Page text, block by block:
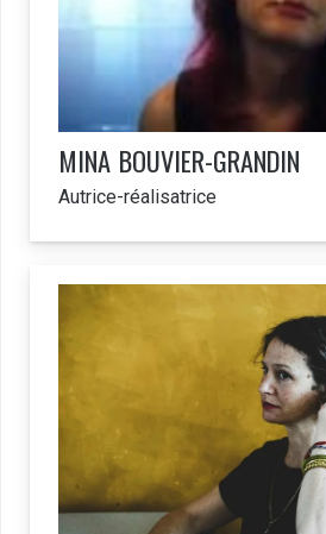
MINA BOUVIER-GRANDIN
Autrice-réalisatrice